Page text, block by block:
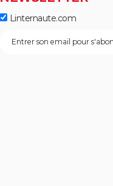
Linternaute.com